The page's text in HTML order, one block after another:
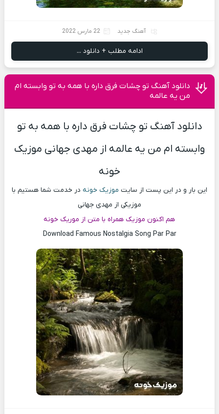
آهنگ جدید 22 مارس 2022
ادامه مطلب + دانلود ...
دانلود آهنگ تو چشات فرق داره با همه به تو وابسته ام
من یه عالمه
دانلود آهنگ تو چشات فرق داره با همه به تو
وابسته ام من یه عالمه از مهدی جهانی موزیک
خونه
این بار و در این پست از سایت موزیک خونه در خدمت شما هستیم با
موزیکی از مهدی جهانی
هم اکنون موزیک همراه با متن از موریک خونه
Download Famous Nostalgia Song Par Par